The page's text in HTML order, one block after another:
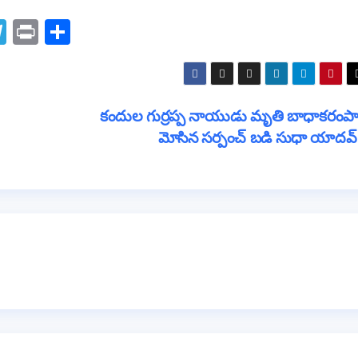
T
Pr
కందుల గుర్రప్ప నాయుడు మృతి
మోసిన సర్పంచ్ బడి సుధా